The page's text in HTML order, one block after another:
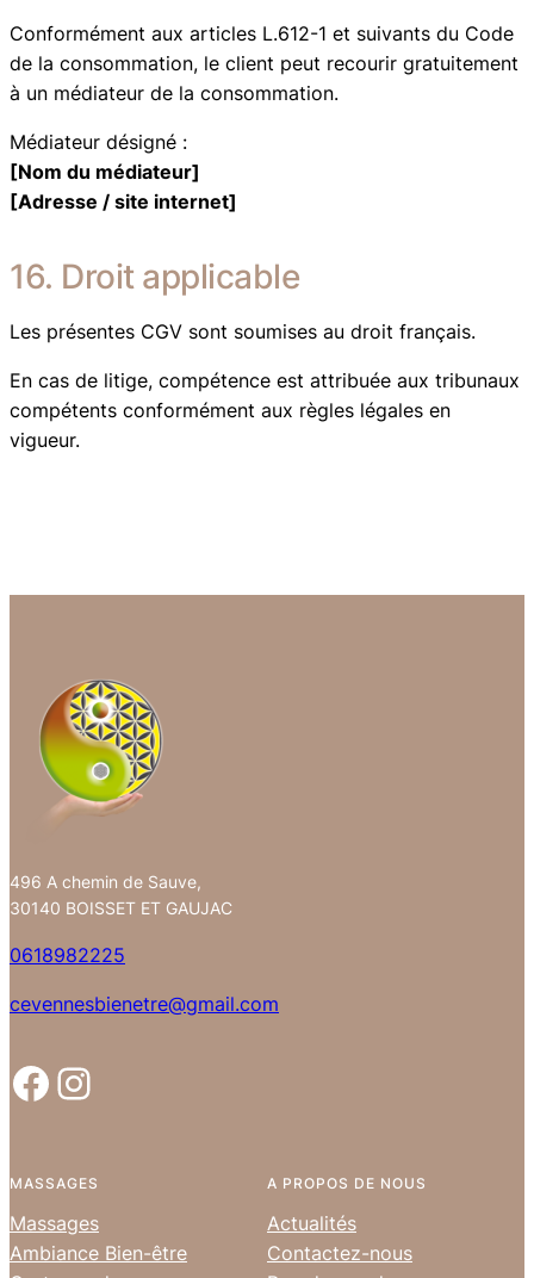
Conformément aux articles L.612-1 et suivants du Code
de la consommation, le client peut recourir gratuitement
à un médiateur de la consommation.
Médiateur désigné :
[Nom du médiateur]
[Adresse / site internet]
16. Droit applicable
Les présentes CGV sont soumises au droit français.
En cas de litige, compétence est attribuée aux tribunaux
compétents conformément aux règles légales en
vigueur.
496 A chemin de Sauve,
30140 BOISSET ET GAUJAC
0618982225
cevennesbienetre@gmail.com
Facebook Instagram
MASSAGES
Massages
Ambiance Bien-être
A PROPOS DE NOUS
Actualités
Contactez-nous